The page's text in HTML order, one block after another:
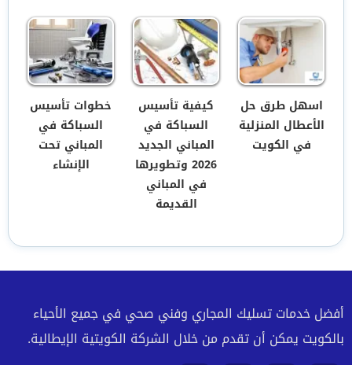
اسهل طرق حل
الأعطال المنزلية
في الكويت
كيفية تأسيس
السباكة في
المباني الجديد
2026 وتطويرها
في المباني
القديمة
خطوات تأسيس
السباكة في
المباني تحت
الإنشاء
أفضل خدمات تسليك المجاري وفني صحي في جميع الأحياء
بالكويت يمكن أن تقدم من خلال الشركة الكويتية الإيطالية.